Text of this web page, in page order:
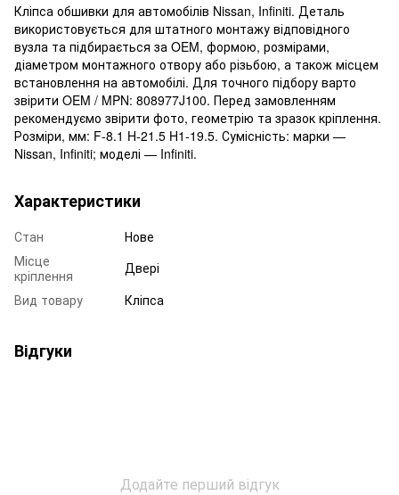
Кліпса обшивки для автомобілів Nissan, Infiniti. Деталь
використовується для штатного монтажу відповідного
вузла та підбирається за OEM, формою, розмірами,
діаметром монтажного отвору або різьбою, а також місцем
встановлення на автомобілі. Для точного підбору варто
звірити OEM / MPN: 808977J100. Перед замовленням
рекомендуємо звірити фото, геометрію та зразок кріплення.
Розміри, мм: F-8.1 H-21.5 H1-19.5. Сумісність: марки —
Nissan, Infiniti; моделі — Infiniti.
Характеристики
Стан
Нове
Місце
кріплення
Двері
Вид товару
Кліпса
Відгуки
Додайте перший відгук